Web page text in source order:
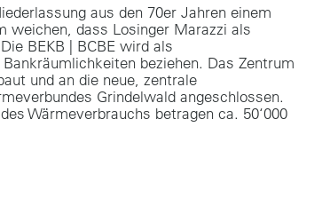
aus den 70er Jahren einem
weichen, dass Losinger Marazzi als
BEKB | BCBE wird als
beziehen. Das Zentrum
und an die neue, zentrale
Grindelwald angeschlossen.
Wärmeverbrauchs betragen ca. 50‘000